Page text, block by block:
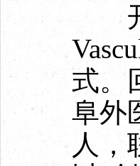
开
式。
阜外
人，